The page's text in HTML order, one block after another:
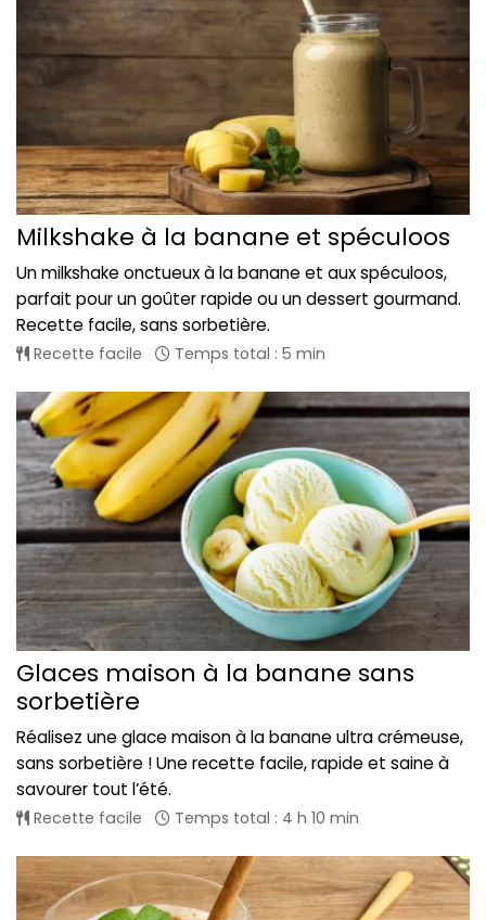
Milkshake à la banane et spéculoos
Un milkshake onctueux à la banane et aux spéculoos,
parfait pour un goûter rapide ou un dessert gourmand.
Recette facile, sans sorbetière.
Recette facile Temps total : 5 min
Glaces maison à la banane sans
sorbetière
Réalisez une glace maison à la banane ultra crémeuse,
sans sorbetière ! Une recette facile, rapide et saine à
savourer tout l’été.
Recette facile Temps total : 4 h 10 min